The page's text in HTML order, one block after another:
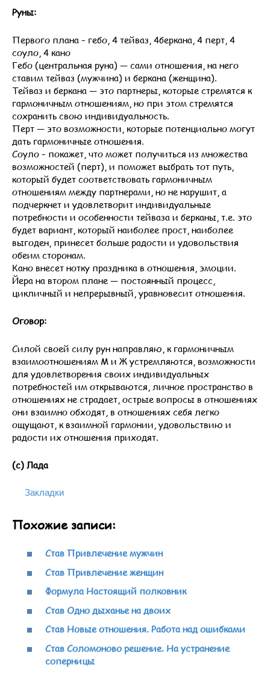
Руны:
Первого плана – гебо, 4 тейваз, 4беркана, 4 перт, 4
соуло, 4 кано
Гебо (центральная руна) — сами отношения, на него
ставим тейваз (мужчина) и беркана (женщина).
Тейваз и беркана — это партнеры, которые стремятся к
гармоничным отношениям, но при этом стремятся
сохранить свою индивидуальность.
Перт — это возможности, которые потенциально могут
дать гармоничные отношения.
Соуло – покажет, что может получиться из множества
возможностей (перт), и поможет выбрать тот путь,
который будет соответствовать гармоничным
отношениям между партнерами, но не нарушит, а
подчеркнет и удовлетворит индивидуальные
потребности и особенности тейваза и берканы, т.е. это
будет вариант, который наиболее прост, наиболее
выгоден, принесет больше радости и удовольствия
обеим сторонам.
Кано внесет нотку праздника в отношения, эмоции.
Йера на втором плане — постоянный процесс,
цикличный и непрерывный, уравновесит отношения.
Оговор:
Силой своей силу рун направляю, к гармоничным
взаимоотношениям М и Ж устремляются, возможности
для удовлетворения своих индивидуальных
потребностей им открываются, личное пространство в
отношениях не страдает, острые вопросы в отношениях
они взаимно обходят, в отношениях себя легко
ощущают, к взаимной гармонии, удовольствию и
радости их отношения приходят.
(с) Лада
Закладки
Похожие записи:
Став Привлечение мужчин
Став Привлечение женщин
Формула Настоящий полковник
Став Одно дыханье на двоих
Став Новые отношения. Работа над ошибками
Став Соломоново решение. На устранение
соперницы